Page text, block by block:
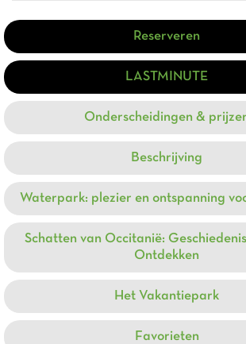
Reserveren
LASTMINUTE
Onderscheidingen &
Beschrijving
Waterpark: plezier en ontspanning
Schatten van Occitanië:
Ontdekken
Het Vakantiepark
Favorieten